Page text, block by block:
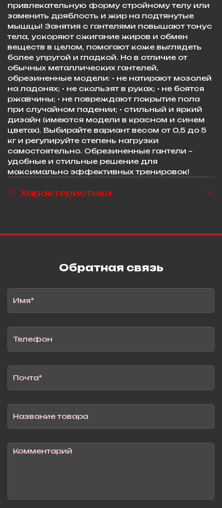
привлекательную форму стройному телу или
заменить дряблость и жир на подтянутые
мышцы! Занятия с гантелями повышают тонус
тела, ускоряют сжигание жиров и обмен
веществ в целом, помогают коже выглядеть
более упругой и гладкой. Но в отличие от
обычных металлических гантелей,
обрезиненные модели: • не натирают мозолей
на ладонях; • не скользят в руках; • не боятся
ржавчины; • не повреждают покрытие пола
при случайном падении; • стильный и яркий
дизайн (имеются модели в красном и синем
цветах). Выбирайте вариант весом от 0,5 до 5
кг и регулируйте степень нагрузки
самостоятельно. Обрезиненные гантели –
удобные и стильные решение для
максимально эффективных тренировок!
Характеристики
Обратная связь